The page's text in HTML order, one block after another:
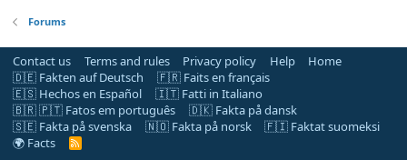
Forums
Contact us Terms and rules Privacy policy Help
Home
🇩🇪 Fakten auf Deutsch
🇫🇷 Faits en français
🇪🇸 Hechos en Español
🇮🇹 Fatti in Italiano
🇧🇷 🇵🇹 Fatos em português
🇩🇰 Fakta på dansk
🇸🇪 Fakta på svenska
🇳🇴 Fakta på norsk
🇫🇮 Faktat suomeksi
🌍 Facts
R